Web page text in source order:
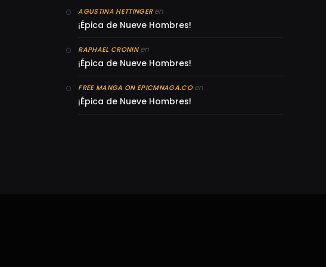
AGUSTINA HETTINGERen
¡Épica de Nueve Hombres!
RAPHAEL CRONINen
¡Épica de Nueve Hombres!
FREE MANGA ON EPICMNAGA.COen
¡Épica de Nueve Hombres!